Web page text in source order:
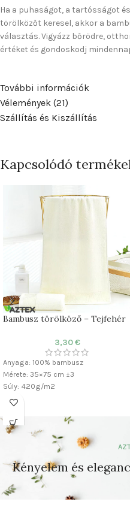
Ha a puhaságot, a tartósságot
törölközőt keresel, akkor a
választás. Vigyázz bőrödre,
értéket és gondoskodj
További információk
Vélemények (21)
Szállítás és Kiszállítás
Kapcsolódó
Bambusz törölköző – Tejfehér
3,30€
Anyaga: 100% bambusz
Mérete: 35×75 cm ±3
Súly: 420g/m2
Kényelem és